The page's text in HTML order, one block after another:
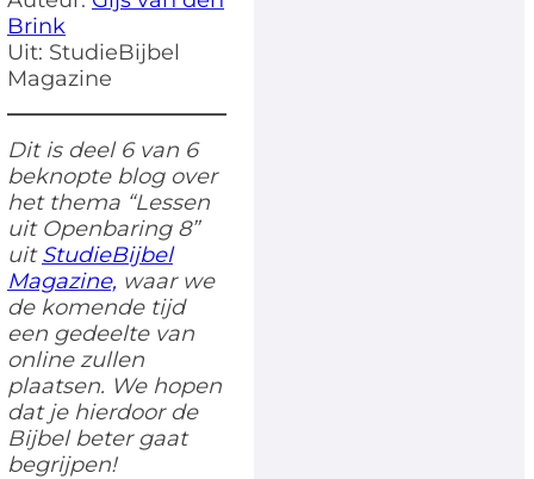
Brink
Uit: StudieBijbel
Magazine
Dit is deel 6 van 6
beknopte blog over
het thema “Lessen
uit Openbaring 8”
uitStudieBijbel
Magazine, waar we
de komende tijd
een gedeelte van
online zullen
plaatsen. We hopen
dat je hierdoor de
Bijbel beter gaat
begrijpen!